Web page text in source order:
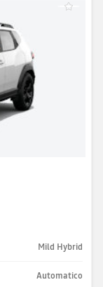
Mild Hybrid
Automatico